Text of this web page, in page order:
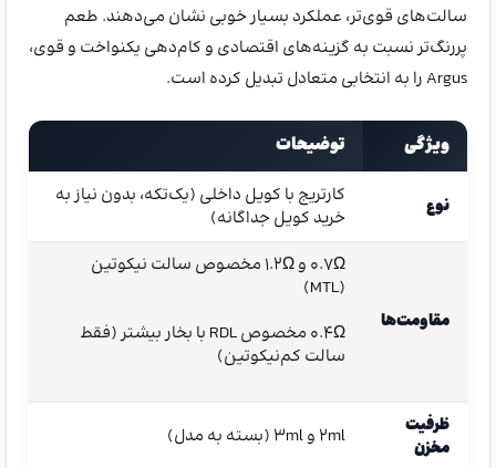
سالت‌های قوی‌تر، عملکرد بسیار خوبی نشان می‌دهند. طعم
پررنگ‌تر نسبت به گزینه‌های اقتصادی و کام‌دهی یکنواخت و قوی،
Argus را به انتخابی متعادل تبدیل کرده است.
ویژگی توضیحات
نوع
کارتریج با کویل داخلی (یک‌تکه، بدون نیاز به
خرید کویل جداگانه)
مقاومت‌ها
0.7Ω و 1.2Ω مخصوص سالت نیکوتین
(MTL)
0.4Ω مخصوص RDL با بخار بیشتر (فقط
سالت کم‌نیکوتین)
ظرفیت
مخزن
2ml و 3ml (بسته به مدل)